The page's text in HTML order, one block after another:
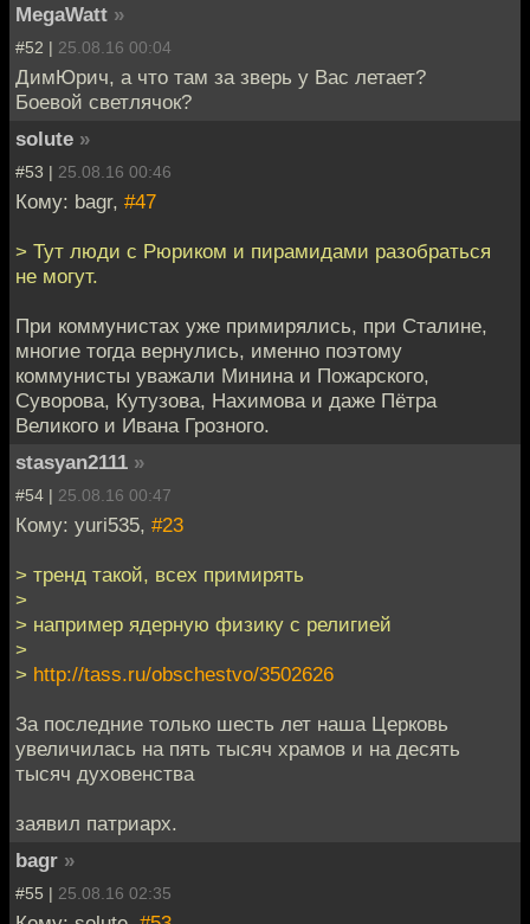
MegaWatt »
#52 | 25.08.16 00:04
ДимЮрич, а что там за зверь у Вас летает?
Боевой светлячок?
solute »
#53 | 25.08.16 00:46
Кому: bagr, #47
> Тут люди с Рюриком и пирамидами разобраться
не могут.
При коммунистах уже примирялись, при Сталине,
многие тогда вернулись, именно поэтому
коммунисты уважали Минина и Пожарского,
Суворова, Кутузова, Нахимова и даже Пётра
Великого и Ивана Грозного.
stasyan2111 »
#54 | 25.08.16 00:47
Кому: yuri535, #23
> тренд такой, всех примирять
>
> например ядерную физику с религией
>
> http://tass.ru/obschestvo/3502626
За последние только шесть лет наша Церковь
увеличилась на пять тысяч храмов и на десять
тысяч духовенства
заявил патриарх.
bagr »
#55 | 25.08.16 02:35